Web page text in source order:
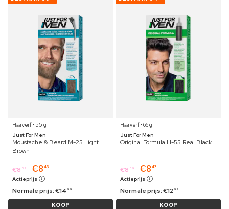
Haarverf ⋅ 55 g
Just For Men
Moustache & Beard M-25 Light
Brown
€8 69 €8 43
Actieprijs
Normale prijs:€14 99
KOOP
Haarverf ⋅ 66 g
Just For Men
Original Formula H-55 Real Black
€8 69 €8 43
Actieprijs
Normale prijs:€12 99
KOOP